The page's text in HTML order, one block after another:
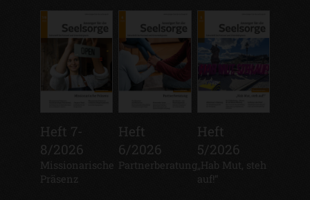
Heft 7-
8/2026
:
Missionarische
Präsenz
Heft
6/2026
:
Partnerberatung
Heft
5/2026
:
„Hab Mut, steh
auf!“